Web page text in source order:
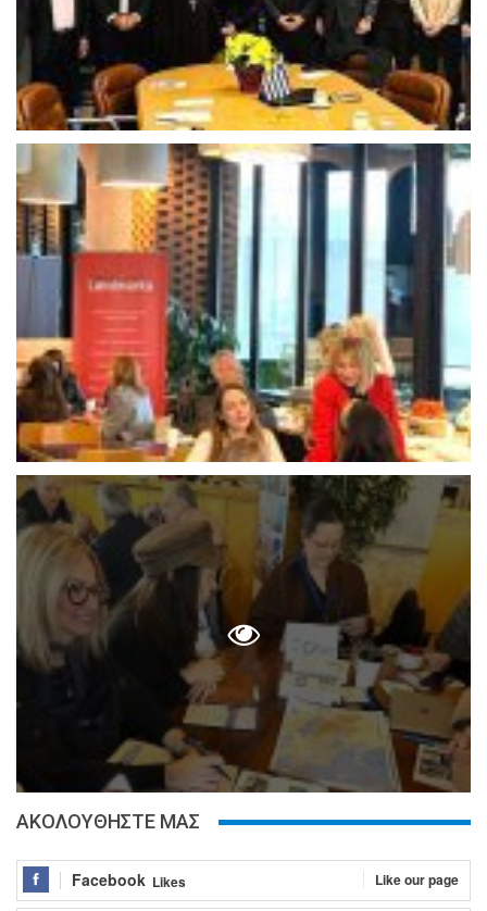
ΑΚΟΛΟΥΘΗΣΤΕ ΜΑΣ
Facebook Likes Like our page